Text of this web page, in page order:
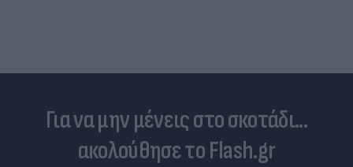
Για να μην μένεις στο σκοτάδι...
ακολούθησε το Flash.gr